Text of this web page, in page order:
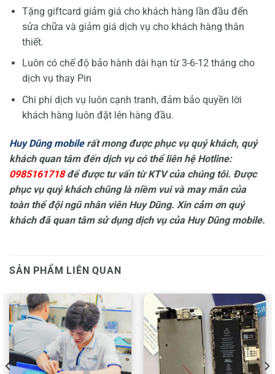
Tặng giftcard giảm giá cho khách hàng lần đầu đến
sửa chữa và giảm giá dịch vụ cho khách hàng thân
thiết.
Luôn có chế độ bảo hành dài hạn từ 3-6-12 tháng cho
dịch vụ thay Pin
Chi phí dịch vụ luôn cạnh tranh, đảm bảo quyền lời
khách hàng luôn đặt lên hàng đầu.
Huy Dũng mobilerất mong được phục vụ quý khách, quý
khách quan tâm đến dịch vụ có thể liên hệ Hotline:
0985161718để được tư vấn từ KTV của chúng tôi. Được
phục vụ quý khách chũng là niềm vui và may mắn của
toàn thể đội ngũ nhân viên Huy Dũng. Xin cảm ơn quý
khách đã quan tâm sử dụng dịch vụ của Huy Dũng mobile.
SẢN PHẨM LIÊN QUAN